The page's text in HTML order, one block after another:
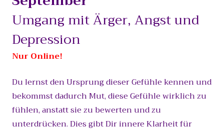
Umgang mit Ärger, Angst und
Depression
Nur Online!
Du lernst den Ursprung dieser Gefühle kennen und
bekommst dadurch Mut, diese Gefühle wirklich zu
fühlen, anstatt sie zu bewerten und zu
unterdrücken. Dies gibt Dir innere Klarheit für